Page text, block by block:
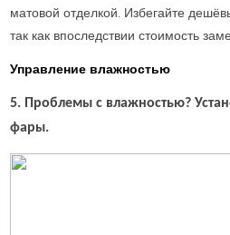
матовой отделкой. Избегайте
так как впоследствии стоимость
Управление влажностью
5. Проблемы с влажностью?
фары.